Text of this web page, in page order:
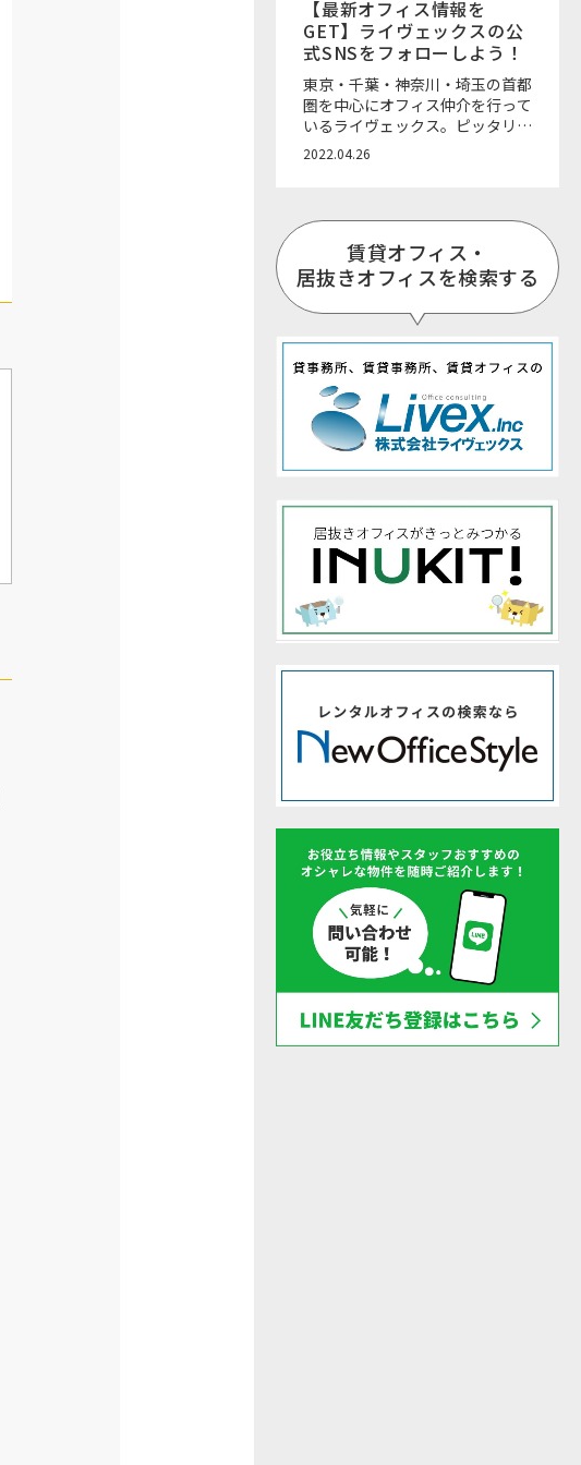
【最新オフィス情報を
GET】ライヴェックスの公
式SNSをフォローしよう！
東京・千葉・神奈川・埼玉の首都
圏を中心にオフィス仲介を行って
いるライヴェックス。ピッタリな
オフィスのご紹介・仲介はもちろ
ん、内装工事やレイアウトデザイ
ポート可能なところが魅力です！
ライヴェックスでは、各SNSで
様々なオフィス情報を発信してい
ます。お好きなSNSをフォローし
て、最新のオフィス移転情報
2022.04.26
賃貸オフィス・
居抜きオフィスを検索する